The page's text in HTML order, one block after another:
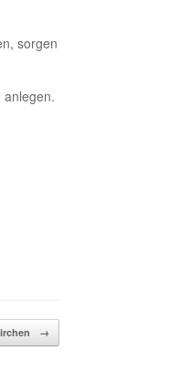
sorgen
anlegen.
→